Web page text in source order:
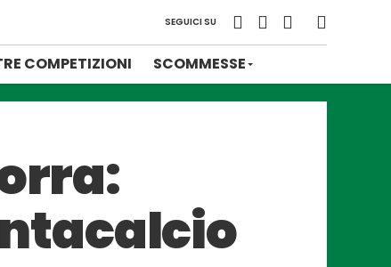
SEGUICI SU
COMPETIZIONI SCOMMESSE